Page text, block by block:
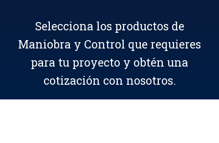
Selecciona los productos de
Maniobra y Control que requieres
para tu proyecto y obtén una
cotización con nosotros.